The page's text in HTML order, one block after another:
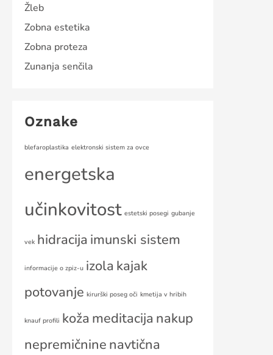
Žleb
Zobna estetika
Zobna proteza
Zunanja senčila
Oznake
blefaroplastika elektronski sistem za ovce
energetska
učinkovitost estetski posegi gubanje
vek hidracija imunski sistem
informacije o zpiz-u izola kajak
potovanje kirurški poseg oči kmetija v hribih
knauf profili koža meditacija nakup
nepremičnine navtična